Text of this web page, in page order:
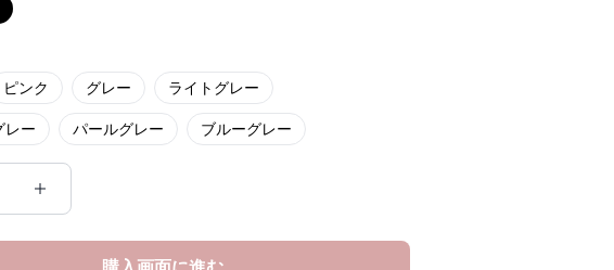
ピンク グレー ライトグレー
レー パールグレー ブルーグレー